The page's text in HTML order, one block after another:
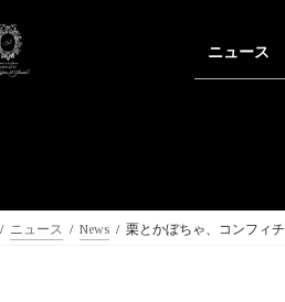
ニュース
ニュース News 栗とかぼちゃ、コンフィ